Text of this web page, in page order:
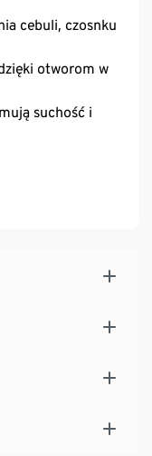
cebuli, czosnku
otworom w
suchość i
myć w